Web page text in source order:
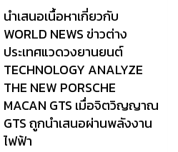
นำเสนอเนื้อหาเกี่ยวกับ
WORLD NEWS ข่าวต่าง
ประเทศแวดวงยานยนต์
TECHNOLOGY ANALYZE
THE NEW PORSCHE
MACAN GTS เมื่อจิตวิญญาณ
GTS ถูกนําเสนอผ่านพลังงาน
ไฟฟ้า